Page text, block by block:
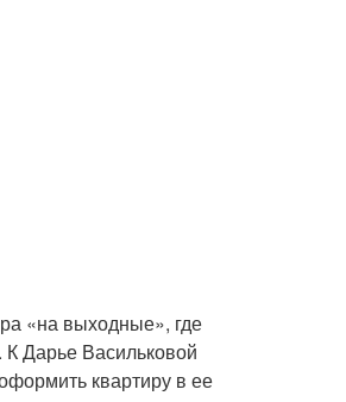
«на выходные», где
Дарье Васильковой
квартиру в ее